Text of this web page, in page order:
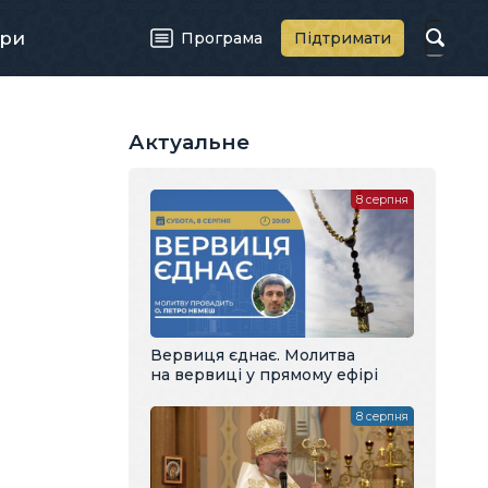
Програма Підтримати
Актуальне
Вервиця єднає. Молитва
на вервиці у прямому ефірі
8 серпня
8 серпня